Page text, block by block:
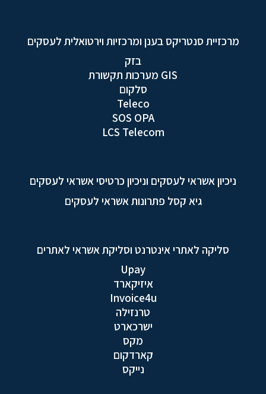
מרכזיית סנטריקס בענן ומרכזיות וירטואלית לעסקים
בזק
GIS מערכות תקשורת
סלקום
Teleco
SOS OPA
LCS Telecom
ניכיון אשראי לעסקים וניכיון כרטיסי אשראי לעסקים
גיא קסל פתרונות אשראי לעסקים
סליקה לאתרי אינטרנט וסליקת אשראי לאתרים
Upay
איזיקארד
Invoice4u
טרנזילה
ישרכארט
מקס
קארדקום
נייקס